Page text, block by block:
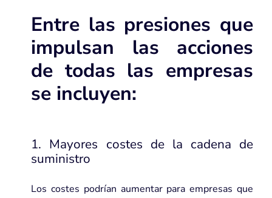
Entre las presiones que
impulsan las acciones
de todas las empresas
se incluyen:
1. Mayores costes de la cadena de
suministro
Los costes podrían aumentar para empresas que